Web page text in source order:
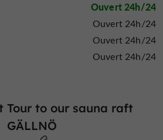
Ouvert 24h/24
Ouvert 24h/24
Ouvert 24h/24
Ouvert 24h/24
Tour to our sauna raft
GÄLLNÖ